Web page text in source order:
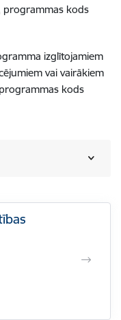
programmas kods
izglītojamiem
vai vairākiem
kods